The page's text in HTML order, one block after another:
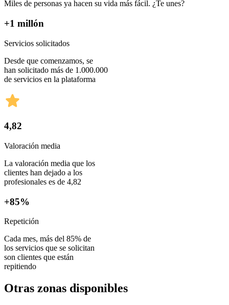
Miles de personas ya hacen su vida más fácil. ¿Te unes?
+1 millón
Servicios solicitados
Desde que comenzamos, se
han solicitado más de 1.000.000
de servicios en la plataforma
4,82
Valoración media
La valoración media que los
clientes han dejado a los
profesionales es de 4,82
+85%
Repetición
Cada mes, más del 85% de
los servicios que se solicitan
son clientes que están
repitiendo
Otras zonas disponibles